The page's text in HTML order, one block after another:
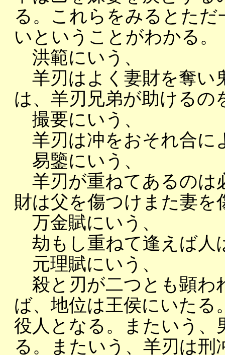
る。これらをみるとた
いということがわかる。
洪範にいう、
羊刃はよく妻財を奪い
は、羊刃兄弟が助けるの
撮要にいう、
羊刃は冲をおそれ合に
易鑒にいう、
羊刃が重ねてあるのは
財は父を傷つけまた妻を
万金賦にいう、
劫もし重ねて逢えば人
元理賦にいう、
殺と刃が二つとも顕わ
ば、地位は王侯にいたる
役人となる。またいう、
る。またいう、羊刃は刑